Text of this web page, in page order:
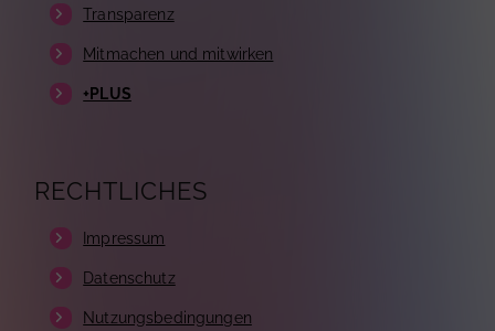
Transparenz
Mitmachen und mitwirken
+PLUS
RECHTLICHES
Impressum
Datenschutz
Nutzungsbedingungen